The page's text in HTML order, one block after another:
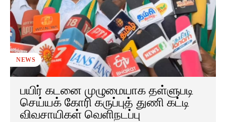
NEWS
பயிர் கடனை முழுமையாக தள்ளுபடி
செய்யக் கோரி கருப்புத் துணி கட்டி
விவசாயிகள் வெளிநடப்பு